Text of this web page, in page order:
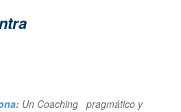
Un Coaching pragmático y